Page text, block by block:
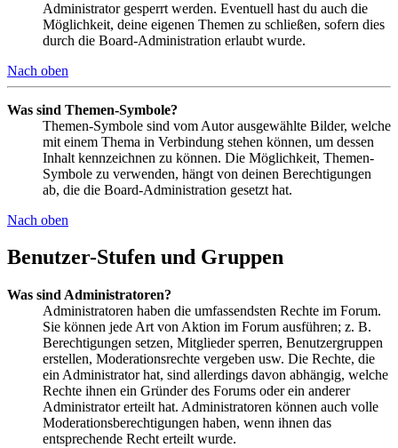
Administrator gesperrt werden. Eventuell hast du auch die
Möglichkeit, deine eigenen Themen zu schließen, sofern dies
durch die Board-Administration erlaubt wurde.
Nach oben
Was sind Themen-Symbole?
Themen-Symbole sind vom Autor ausgewählte Bilder, welche
mit einem Thema in Verbindung stehen können, um dessen
Inhalt kennzeichnen zu können. Die Möglichkeit, Themen-
Symbole zu verwenden, hängt von deinen Berechtigungen
ab, die die Board-Administration gesetzt hat.
Nach oben
Benutzer-Stufen und Gruppen
Was sind Administratoren?
Administratoren haben die umfassendsten Rechte im Forum.
Sie können jede Art von Aktion im Forum ausführen; z. B.
Berechtigungen setzen, Mitglieder sperren, Benutzergruppen
erstellen, Moderationsrechte vergeben usw. Die Rechte, die
ein Administrator hat, sind allerdings davon abhängig, welche
Rechte ihnen ein Gründer des Forums oder ein anderer
Administrator erteilt hat. Administratoren können auch volle
Moderationsberechtigungen haben, wenn ihnen das
entsprechende Recht erteilt wurde.